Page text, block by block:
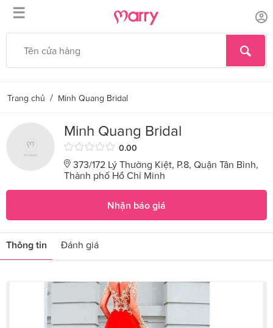
☰
Trang chủ / Minh Quang Bridal
Minh Quang Bridal
0.00
373/172 Lý Thường Kiệt, P.8, Quận Tân Bình,
Thành phố Hồ Chí Minh
Nhận báo giá
Thông tin Đánh giá